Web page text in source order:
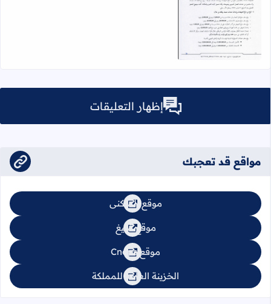
اقرأ المزيد عن مستجدات اتفاقية الضمان المدرسي 2023
إظهار التعليقات
مواقع قد تعجبك
موقع السكنى
موقع تبليغ
موقع Cnops
الخزينة العامة للمملكة